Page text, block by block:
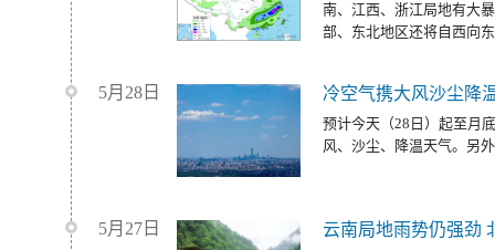
南、江西、浙江局地有大
部、东北地区还将自西向
5月28日 冷空气携大风沙尘降
预计今天（28日）起至月
风、沙尘、降温天气。另
5月27日 云南局地雨势仍强劲